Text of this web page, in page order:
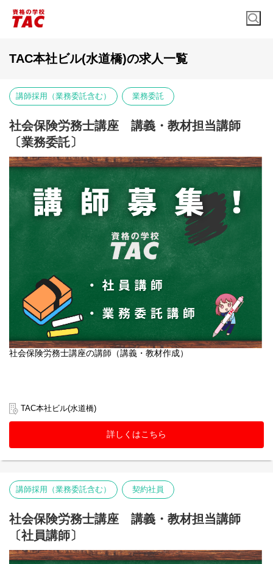
TAC本社ビル(水道橋)の求人一覧
講師採用（業務委託含む） 業務委託
社会保険労務士講座 講義・教材担当講師
〔業務委託〕
社会保険労務士講座の講師（講義・教材作成）
TAC本社ビル(水道橋)
詳しくはこちら
講師採用（業務委託含む） 契約社員
社会保険労務士講座 講義・教材担当講師
〔社員講師〕